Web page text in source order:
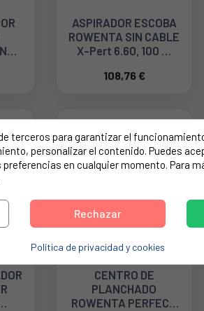
ASPIRADOR ESCOBA
ROWENTA SIN CABLE
X-Pert 6.60, 100 W
108,76 €
CENTRO DE
PLANCHADO
ROWENTA PERFECT
terceros para garantizar el
personalizar el contenido. Puedes
en cualquier momento. Para
Rechazar
Política de privacidad y cookies